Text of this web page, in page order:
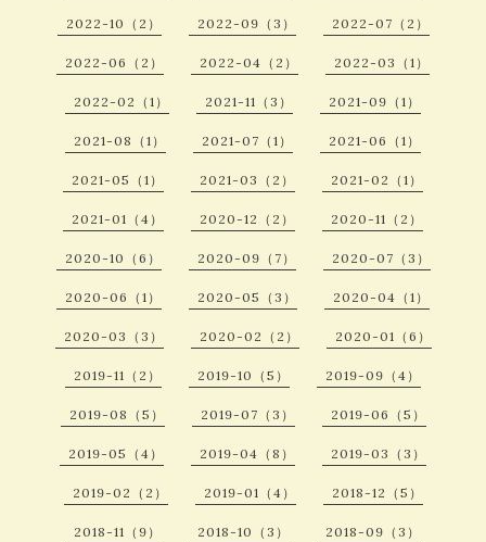
2022-10（2） 2022-09（3） 2022-07（2）
2022-06（2） 2022-04（2） 2022-03（1）
2022-02（1） 2021-11（3） 2021-09（1）
2021-08（1） 2021-07（1） 2021-06（1）
2021-05（1） 2021-03（2） 2021-02（1）
2021-01（4） 2020-12（2） 2020-11（2）
2020-10（6） 2020-09（7） 2020-07（3）
2020-06（1） 2020-05（3） 2020-04（1）
2020-03（3） 2020-02（2） 2020-01（6）
2019-11（2） 2019-10（5） 2019-09（4）
2019-08（5） 2019-07（3） 2019-06（5）
2019-05（4） 2019-04（8） 2019-03（3）
2019-02（2） 2019-01（4） 2018-12（5）
2018-11（9） 2018-10（3） 2018-09（3）